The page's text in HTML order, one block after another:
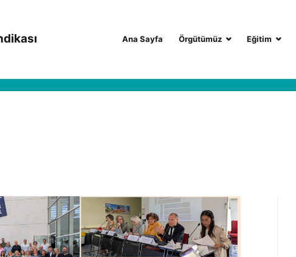
Ana Sayfa Örgütümüz Eğitim